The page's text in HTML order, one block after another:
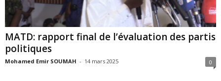
MATD: rapport final de l’évaluation des partis
politiques
Mohamed Emir SOUMAH - 14 mars 2025 0